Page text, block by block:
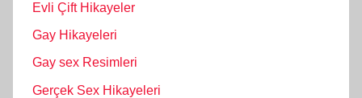
Evli Çift Hikayeler
Gay Hikayeleri
Gay sex Resimleri
Gerçek Sex Hikayeleri